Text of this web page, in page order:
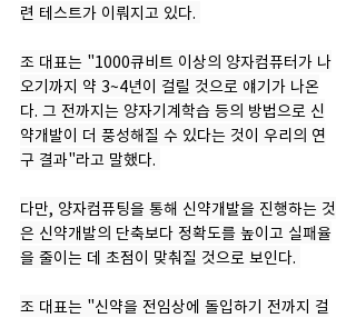
련 테스트가 이뤄지고 있다.
조 대표는 "1000큐비트 이상의 양자컴퓨터가 나
오기까지 약 3~4년이 걸릴 것으로 얘기가 나온
다. 그 전까지는 양자기계학습 등의 방법으로 신
약개발이 더 풍성해질 수 있다는 것이 우리의 연
구 결과"라고 말했다.
다만, 양자컴퓨팅을 통해 신약개발을 진행하는 것
은 신약개발의 단축보다 정확도를 높이고 실패율
을 줄이는 데 초점이 맞춰질 것으로 보인다.
조 대표는 "신약을 전임상에 돌입하기 전까지 걸